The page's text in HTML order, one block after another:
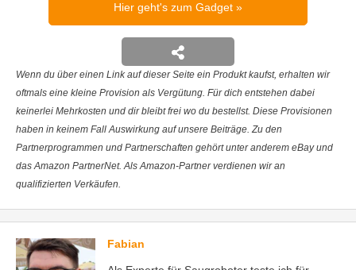
Hier geht's zum Gadget
Wenn du über einen Link auf dieser Seite ein Produkt kaufst, erhalten wir
oftmals eine kleine Provision als Vergütung. Für dich entstehen dabei
keinerlei Mehrkosten und dir bleibt frei wo du bestellst. Diese Provisionen
haben in keinem Fall Auswirkung auf unsere Beiträge. Zu den
Partnerprogrammen und Partnerschaften gehört unter anderem eBay und
das Amazon PartnerNet. Als Amazon-Partner verdienen wir an
qualifizierten Verkäufen.
Fabian